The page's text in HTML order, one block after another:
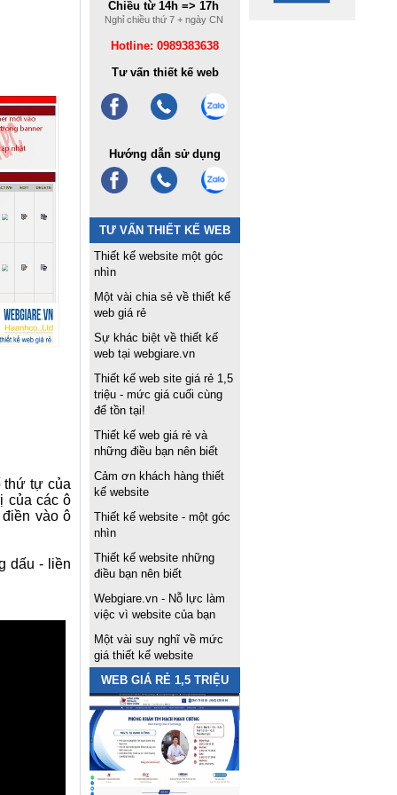
thứ tự của
của các ô
vào ô
dấu - liền
Chiều từ 14h => 17h
Nghỉ chiều thứ 7 + ngày CN
Hotline: 0989383638
Tư vấn thiết kế web
Hướng dẫn sử dụng
TƯ VẤN THIẾT KẾ WEB
Thiết kế website một góc
nhìn
Một vài chia sẻ về thiết kế
web giá rẻ
Sự khác biệt về thiết kế
web tại webgiare.vn
Thiết kế web site giá rẻ 1,5
triệu - mức giá cuối cùng
để tồn tại!
Thiết kế web giá rẻ và
những điều bạn nên biết
Cảm ơn khách hàng thiết
kế website
Thiết kế website - một góc
nhìn
Thiết kế website những
điều bạn nên biết
Webgiare.vn - Nỗ lực làm
việc vì website của bạn
Một vài suy nghĩ về mức
giá thiết kế website
WEB GIÁ RẺ 1,5 TRIỆU